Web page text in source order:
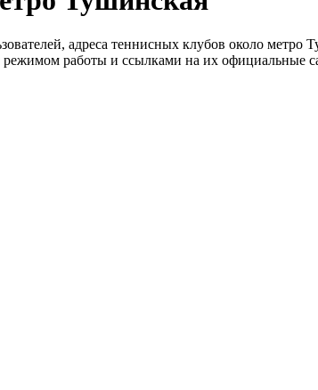
адреса теннисных клубов около метро
работы и ссылками на их официальные